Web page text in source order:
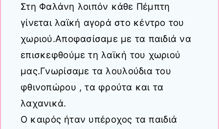
Στη Φαλάνη λοιπόν κάθε Πέμπτη
γίνεται λαϊκή αγορά στο κέντρο του
χωριού.Αποφασίσαμε με τα παιδιά να
επισκεφθούμε τη λαϊκή του χωριού
μας.Γνωρίσαμε τα λουλούδια του
φθινοπώρου , τα φρούτα και τα
λαχανικά.
Ο καιρός ήταν υπέροχος τα παιδιά